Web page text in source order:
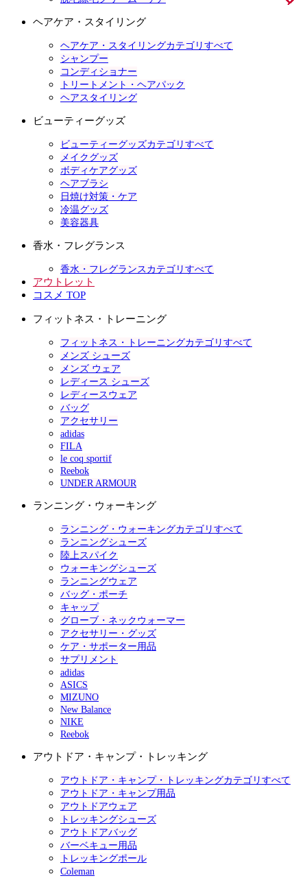
ヘアケア・スタイリング
ヘアケア・スタイリングカテゴリすべて
シャンプー
コンディショナー
トリートメント・ヘアパック
ヘアスタイリング
ビューティーグッズ
ビューティーグッズカテゴリすべて
メイクグッズ
ボディケアグッズ
ヘアブラシ
日焼け対策・ケア
冷温グッズ
美容器具
香水・フレグランス
香水・フレグランスカテゴリすべて
アウトレット
コスメ TOP
フィットネス・トレーニング
フィットネス・トレーニングカテゴリすべて
メンズ シューズ
メンズ ウェア
レディース シューズ
レディースウェア
バッグ
アクセサリー
adidas
FILA
le coq sportif
Reebok
UNDER ARMOUR
ランニング・ウォーキング
ランニング・ウォーキングカテゴリすべて
ランニングシューズ
陸上スパイク
ウォーキングシューズ
ランニングウェア
バッグ・ポーチ
キャップ
グローブ・ネックウォーマー
アクセサリー・グッズ
ケア・サポーター用品
サプリメント
adidas
ASICS
MIZUNO
New Balance
NIKE
Reebok
アウトドア・キャンプ・トレッキング
アウトドア・キャンプ・トレッキングカテゴリすべて
アウトドア・キャンプ用品
アウトドアウェア
トレッキングシューズ
アウトドアバッグ
バーベキュー用品
トレッキングポール
Coleman